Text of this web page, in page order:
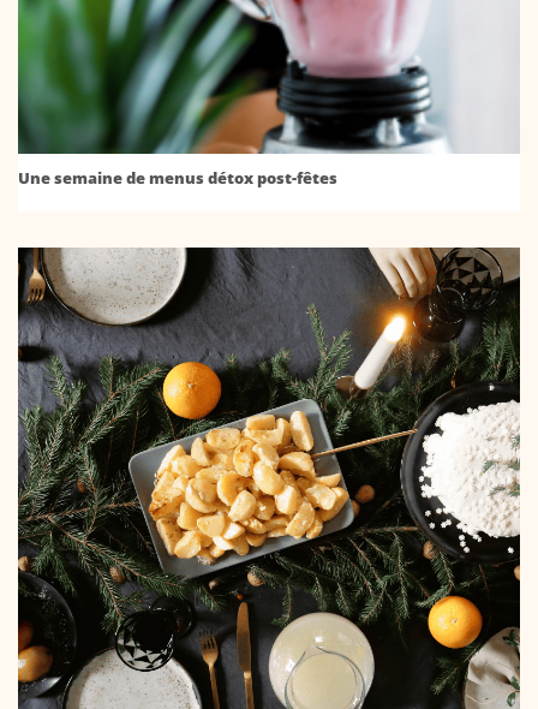
Une semaine de menus détox post-fêtes